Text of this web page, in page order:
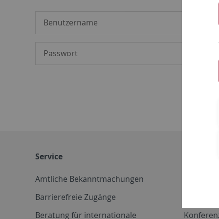
Service
Amtliche Bekanntmachungen
Barrierefreie Zugänge
Beratung für internationale